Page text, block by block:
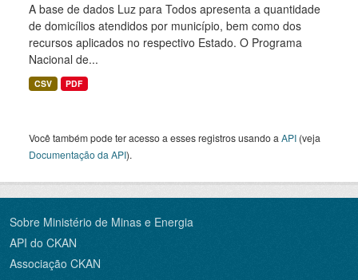
A base de dados Luz para Todos apresenta a quantidade
de domicílios atendidos por município, bem como dos
recursos aplicados no respectivo Estado. O Programa
Nacional de...
CSV PDF
Você também pode ter acesso a esses registros usando a API (veja
Documentação da API).
Sobre Ministério de Minas e Energia
API do CKAN
Associação CKAN